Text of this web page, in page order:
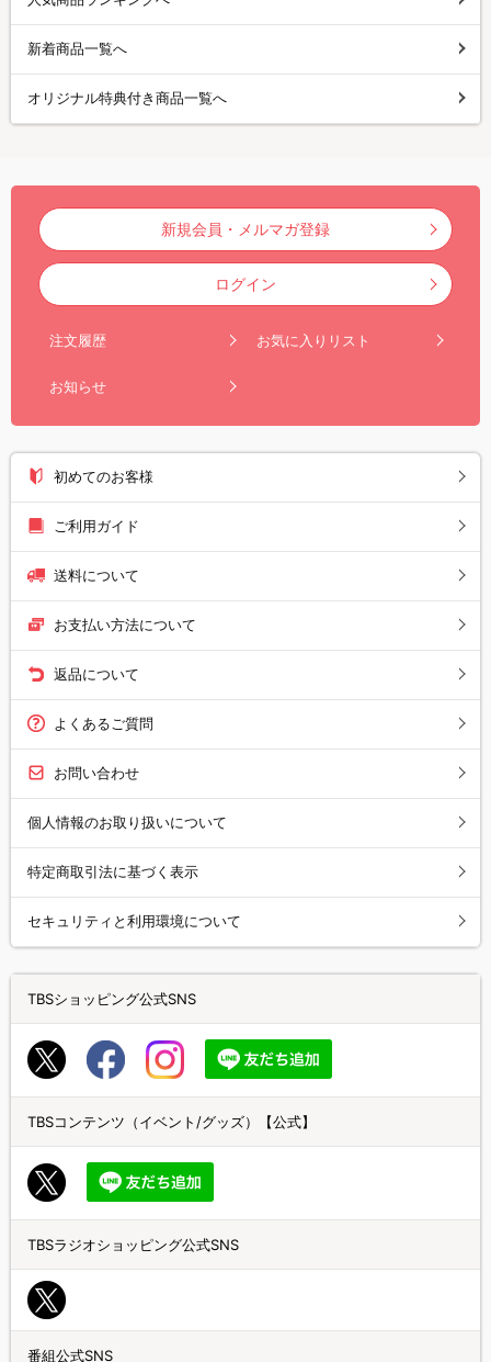
新着商品一覧へ
オリジナル特典付き商品一覧へ
新規会員・メルマガ登録
ログイン
注文履歴 お気に入りリスト
お知らせ
初めてのお客様
ご利用ガイド
送料について
お支払い方法について
返品について
よくあるご質問
お問い合わせ
個人情報のお取り扱いについて
特定商取引法に基づく表示
セキュリティと利用環境について
TBSショッピング公式SNS
TBSコンテンツ（イベント/グッズ）【公式】
TBSラジオショッピング公式SNS
番組公式SNS